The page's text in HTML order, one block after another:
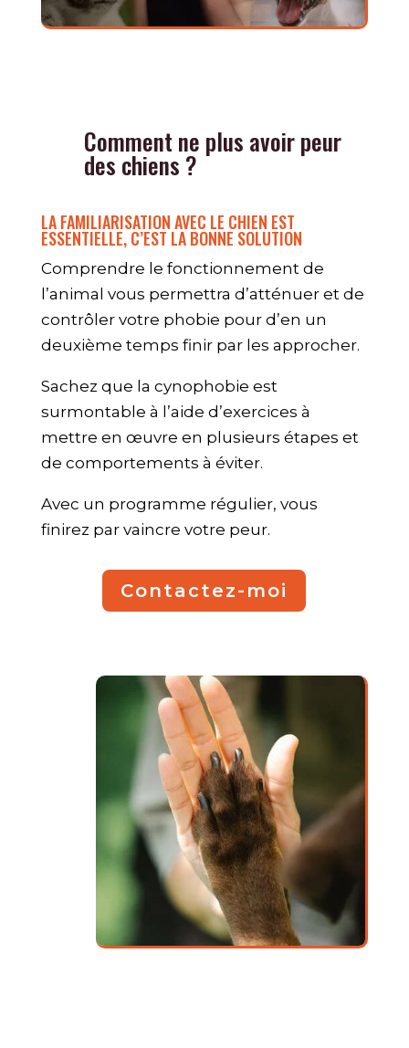
Comment ne plus avoir peur
des chiens ?
LA FAMILIARISATION AVEC LE CHIEN EST
ESSENTIELLE, C’EST LA BONNE SOLUTION
Comprendre le fonctionnement de
l’animal vous permettra d’atténuer et de
contrôler votre phobie pour d’en un
deuxième temps finir par les approcher.
Sachez que la cynophobie est
surmontable à l’aide d’exercices à
mettre en œuvre en plusieurs étapes et
de comportements à éviter.
Avec un programme régulier, vous
finirez par vaincre votre peur.
Contactez-moi